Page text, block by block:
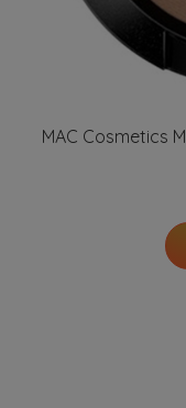
MAC Cosmetics